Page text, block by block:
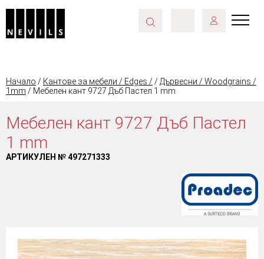
Начало / Кантове за мебели / Edges / / Дървесни / Woodgrains /
1mm / Мебелен кант 9727 Дъб Пастел 1 mm
Мебелен кант 9727 Дъб Пастел
1 mm
АРТИКУЛЕН №497271333